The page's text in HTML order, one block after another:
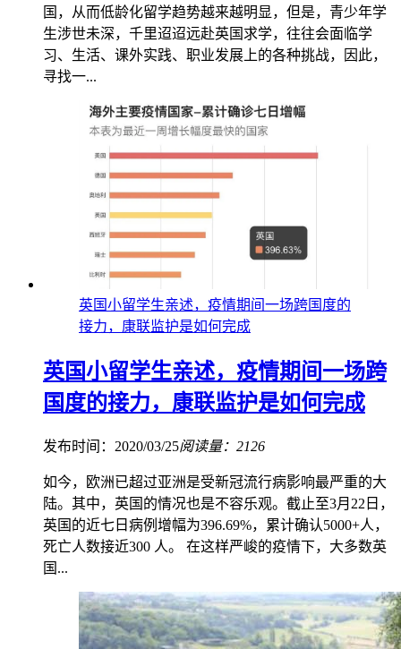
国，从而低龄化留学趋势越来越明显，但是，青少年学
生涉世未深，千里迢迢远赴英国求学，往往会面临学
习、生活、课外实践、职业发展上的各种挑战，因此，
寻找一...
英国小留学生亲述，疫情期间一场跨国度的
接力，康联监护是如何完成
英国小留学生亲述，疫情期间一场跨
国度的接力，康联监护是如何完成
发布时间：2020/03/25阅读量：2126
如今，欧洲已超过亚洲是受新冠流行病影响最严重的大
陆。其中，英国的情况也是不容乐观。截止至3月22日，
英国的近七日病例增幅为396.69%，累计确认5000+人，
死亡人数接近300 人。 在这样严峻的疫情下，大多数英
国...